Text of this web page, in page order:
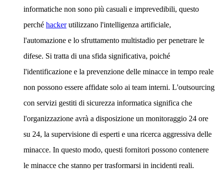
informatiche non sono più casuali e imprevedibili, questo
perché hackerutilizzano l'intelligenza artificiale,
l'automazione e lo sfruttamento multistadio per penetrare le
difese. Si tratta di una sfida significativa, poiché
l'identificazione e la prevenzione delle minacce in tempo reale
non possono essere affidate solo ai team interni. L'outsourcing
con servizi gestiti di sicurezza informatica significa che
l'organizzazione avrà a disposizione un monitoraggio 24 ore
su 24, la supervisione di esperti e una ricerca aggressiva delle
minacce. In questo modo, questi fornitori possono contenere
le minacce che stanno per trasformarsi in incidenti reali.